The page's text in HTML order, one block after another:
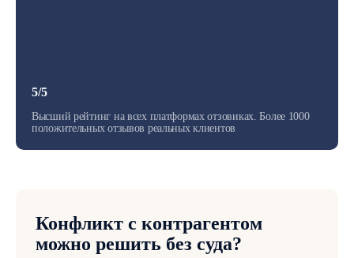
5/5
Высший рейтинг на всех платформах отзовиках. Более 1000
положительных отзывов реальных клиентов
Конфликт с контрагентом
можно решить без суда?